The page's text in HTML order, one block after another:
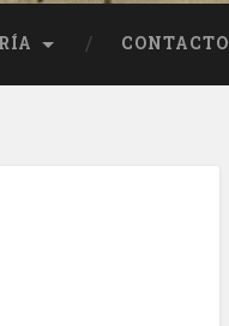
CONTACTO